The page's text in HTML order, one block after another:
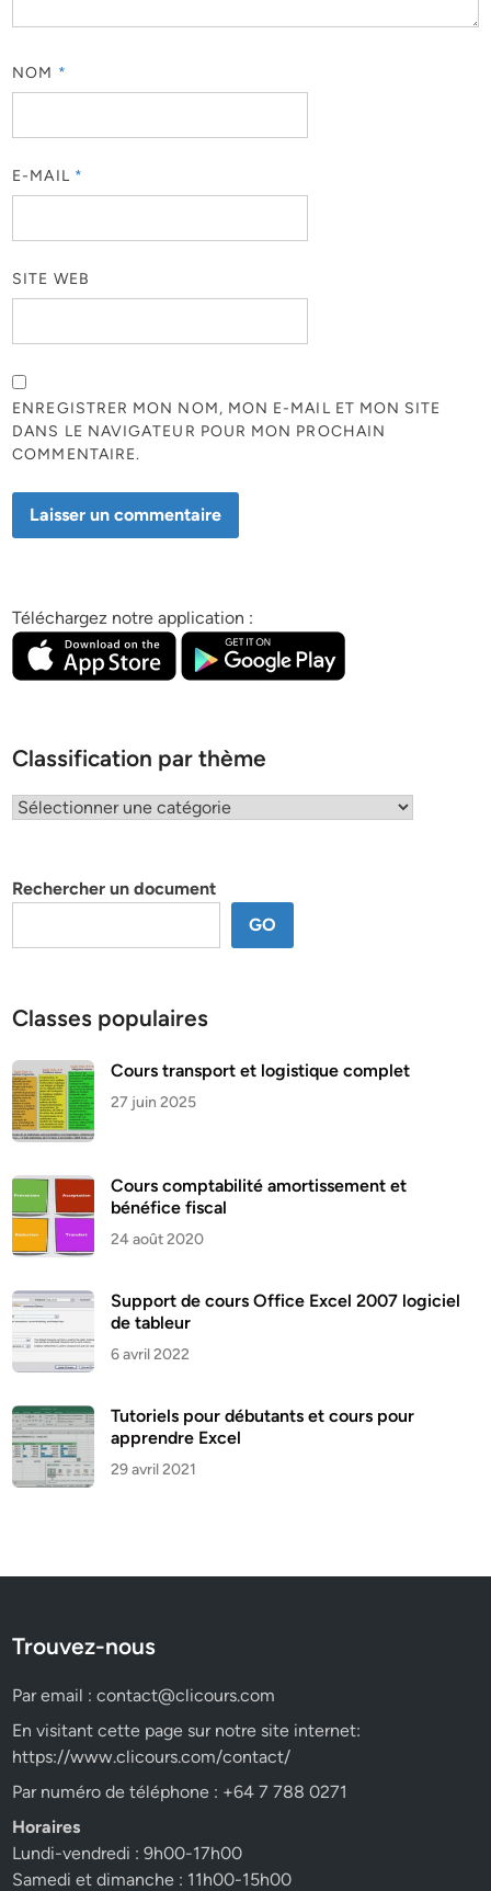
NOM *
E-MAIL *
SITE WEB
ENREGISTRER MON NOM, MON E-MAIL ET MON SITE
DANS LE NAVIGATEUR POUR MON PROCHAIN
COMMENTAIRE.
Téléchargez notre application :
Classification par thème
Classification
Rechercher un document
GO
Classes populaires
Cours transport et logistique complet
27 juin 2025
Cours comptabilité amortissement et
bénéfice fiscal
24 août 2020
Support de cours Office Excel 2007 logiciel
de tableur
6 avril 2022
Tutoriels pour débutants et cours pour
apprendre Excel
29 avril 2021
Trouvez-nous
Par email :contact@clicours.com
En visitant cette page sur notre site internet:
https://www.clicours.com/contact/
Par numéro de téléphone : +64 7 788 0271
Horaires
Lundi-vendredi : 9h00-17h00
Samedi et dimanche : 11h00-15h00